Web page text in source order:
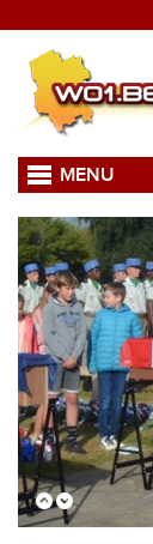
MENU